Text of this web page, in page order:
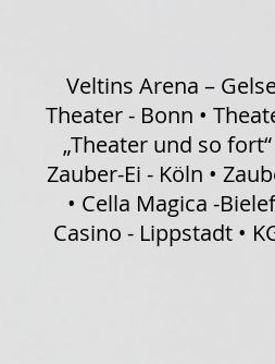
Veltins Arena –
Theater - Bonn •
„Theater und so
Zauber-Ei - Köln •
• Cella Magica -
Casino - Lippstadt •